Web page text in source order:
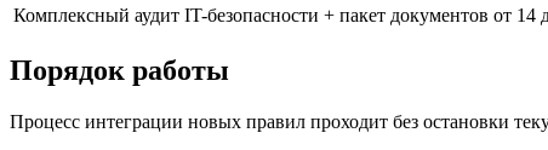
Комплексный аудит IT-безопасности + пакет документов от 14
Порядок работы
Процесс интеграции новых правил проходит без остановки